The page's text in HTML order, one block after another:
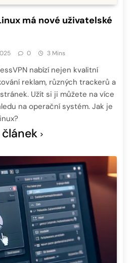
má nové uživatelské
0 3 Mins
nabízí nejen kvalitní
reklam, různých trackerů a
Užít si ji můžete na více
na operační systém. Jak je